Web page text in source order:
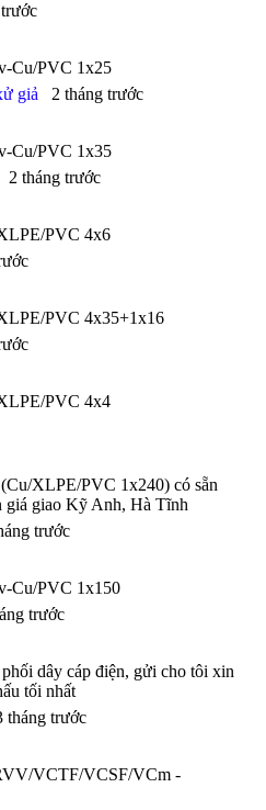
Cu/PVC 1x25
giả 2 tháng trước
Cu/PVC 1x35
2 tháng trước
PVC 4x6
PVC 4x35+1x16
PVC 4x4
XLPE/PVC 1x240) có sẵn
giá giao Kỹ Anh, Hà Tĩnh
trước
Cu/PVC 1x150
trước
dây cáp điện, gửi cho tôi xin
tối nhất
tháng trước
VCTF/VCSF/VCm -